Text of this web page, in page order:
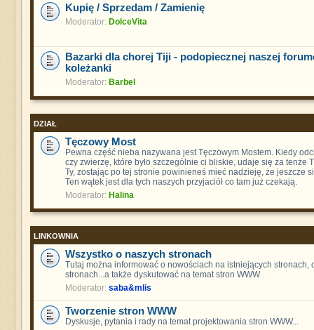
Kupię / Sprzedam / Zamienię
Moderator: DolceVita
Bazarki dla chorej Tiji - podopiecznej naszej
koleżanki
Moderator: Barbel
DZIAŁ
Tęczowy Most
Pewna część nieba nazywana jest Tęczowym Mostem. Kiedy
czy zwierzę, które było szczególnie ci bliskie, udaje się za tenże
Ty, zostając po tej stronie powinieneś mieć nadzieję, że jeszcze
Ten wątek jest dla tych naszych przyjaciół co tam już czekają.
Moderator: Halina
LINKOWNIA
Wszystko o naszych stronach
Tutaj można informować o nowościach na istniejących stronach,
stronach...a także dyskutować na temat stron WWW
Moderator: saba&mlis
Tworzenie stron WWW
Dyskusje, pytania i rady na temat projektowania stron WWW...